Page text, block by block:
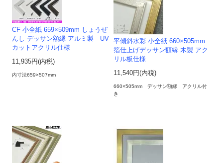
CF 小全紙 659×509mm しょうぜ
んし デッサン額縁 アルミ製 UV
カットアクリル仕様
11,935円(内税)
内寸法659×507mm
平傾斜水彩 小全紙 660×505mm
箔仕上げデッサン額縁 木製 アク
リル板仕様
11,540円(内税)
660×505mm デッサン額縁 アクリル付
き